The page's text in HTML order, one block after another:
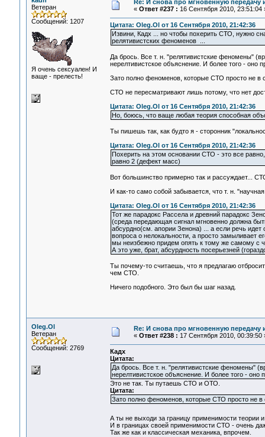
Ветеран
Сообщений: 1207
Я очень сексуален! И
ваще - прелесть!
Re: И снова про мгновенную
« Ответ #237 : 16 Сентября 2010, 23:51:04
Цитата: Oleg.Ol от 16 Сентября 2010, 21:42:36
Извини, Кадх ... но чтобы похерить СТО, нужно
релятивистских феноменов ...
Да брось. Все т. н. "релятивистские феномены"
нерелтивистское объяснение. И более того - оно
Зато полно феноменов, которые СТО просто не в
СТО не пересматривают лишь потому, что нет
Цитата: Oleg.Ol от 16 Сентября 2010, 21:42:36
Но, боюсь, что ваще любая теория способная
Ты пишешь так, как будто я - сторонник
Цитата: Oleg.Ol от 16 Сентября 2010, 21:42:36
Похерить на этом основании СТО - это все
равно 2 (дефект масс)
Вот большинство примерно так и рассуждает...
И как-то само собой забывается, что т. н.
Цитата: Oleg.Ol от 16 Сентября 2010, 21:42:36
Тот же парадокс Рассела и древний парадокс
(среда передающая сигнал мгновенно должна
абсурдно(см. апории Зенона) ... а если речь идет
вопроса о нелокальности, а просто замыливает
мы неизбежно придем опять к тому же самому с
А это уже, брат, абсурдность посерьезней
Ты почему-то считаешь, что я предлагаю
чем СТО.
Ничего подобного. Это был бы шаг назад.
Oleg.Ol
Ветеран
Сообщений: 2769
Re: И снова про мгновенную
« Ответ #238 : 17 Сентября 2010, 00:39:50
Кадх
Цитата:
Да брось. Все т. н. "релятивистские феномены"
нерелтивистское объяснение. И более того - оно
Это не так. Ты путаешь СТО и ОТО.
Цитата:
Зато полно феноменов, которые СТО просто не
А ты не выходи за границу применимости
И в границах своей применимости СТО - очень
Так же как и классическая механика, впрочем.